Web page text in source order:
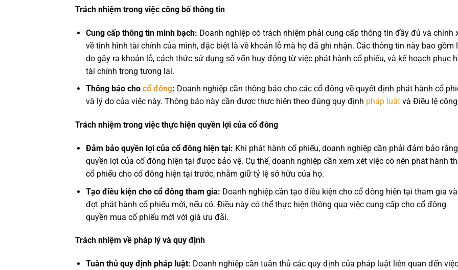
Trách nhiệm trong việc công bố thông tin
Cung cấp thông tin minh bạch: Doanh nghiệp có trách nhiệm phải cung cấp thông tin đầy đủ và chính
về tình hình tài chính của mình, đặc biệt là về khoản lỗ mà họ đã ghi nhận. Các thông tin này bao gồm
do gây ra khoản lỗ, cách thức sử dụng số vốn huy động từ việc phát hành cổ phiếu, và kế hoạch phục
tài chính trong tương lai.
Thông báo chocổ đông: Doanh nghiệp cần thông báo cho các cổ đông về quyết định phát hành cổ
và lý do của việc này. Thông báo này cần được thực hiện theo đúng quy định pháp luậtvà Điều lệ công
Trách nhiệm trong việc thực hiện quyền lợi của cổ đông
Đảm bảo quyền lợi của cổ đông hiện tại: Khi phát hành cổ phiếu, doanh nghiệp cần phải đảm bảo rằng
quyền lợi của cổ đông hiện tại được bảo vệ. Cụ thể, doanh nghiệp cần xem xét việc có nên phát hành
cổ phiếu cho cổ đông hiện tại trước, nhằm giữ tỷ lệ sở hữu của họ.
Tạo điều kiện cho cổ đông tham gia: Doanh nghiệp cần tạo điều kiện cho cổ đông hiện tại tham gia
đợt phát hành cổ phiếu mới, nếu có. Điều này có thể thực hiện thông qua việc cung cấp cho cổ đông
quyền mua cổ phiếu mới với giá ưu đãi.
Trách nhiệm về pháp lý và quy định
Tuân thủ quy định pháp luật: Doanh nghiệp cần tuân thủ các quy định của pháp luật liên quan đến việc